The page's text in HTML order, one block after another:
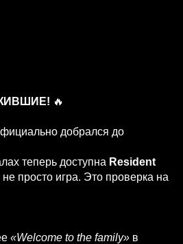
🔥
добрался до
теперь доступна Resident
просто игра. Это проверка на
«Welcome to the family» в